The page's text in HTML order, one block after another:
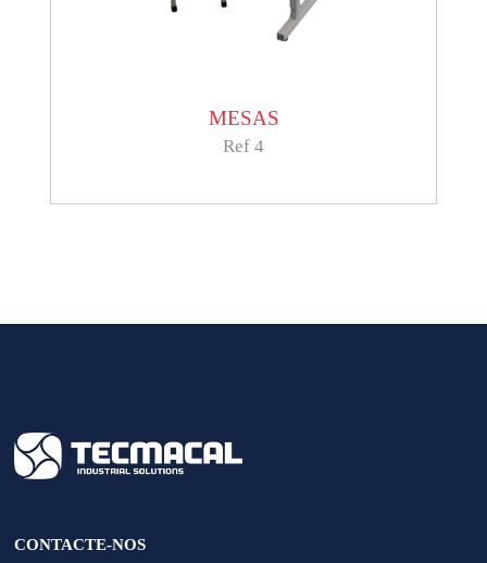
MESAS
Ref 4
CONTACTE-NOS